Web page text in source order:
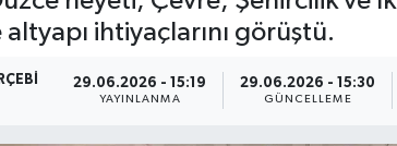
altyapı ihtiyaçlarını görüştü.
29.06.2026 - 15:19
YAYINLANMA
29.06.2026 - 15:30
GÜNCELLEME